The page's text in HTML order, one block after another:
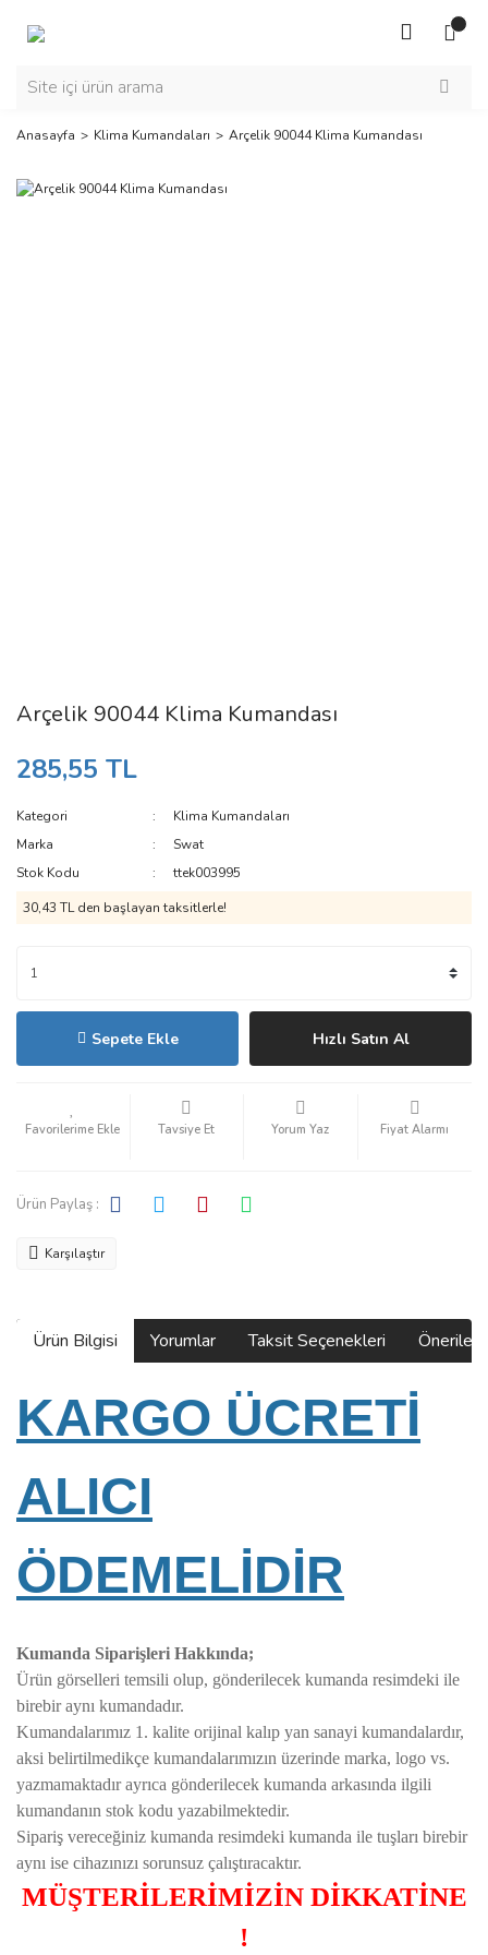
Anasayfa Klima Kumandaları Arçelik 90044 Klima Kumandası
Arçelik 90044 Klima Kumandası
285,55 TL
Kategori
Klima Kumandaları
Marka
Swat
Stok Kodu
ttek003995
30,43 TL den başlayan taksitlerle!
Sepete Ekle Hızlı Satın Al
Tavsiye Et Yorum Yaz Fiyat Alarmı
Ürün Paylaş :
Karşılaştır
Ürün Bilgisi Yorumlar Taksit Seçenekleri
KARGO ÜCRETİ
ALICI
ÖDEMELİDİR
Kumanda Siparişleri Hakkında;
Ürün görselleri temsili olup, gönderilecek kumanda resimdeki ile
birebir aynı kumandadır.
Kumandalarımız 1. kalite orijinal kalıp yan sanayi kumandalardır,
aksi belirtilmedikçe kumandalarımızın üzerinde marka, logo vs.
yazmamaktadır ayrıca gönderilecek kumanda arkasında ilgili
kumandanın stok kodu yazabilmektedir.
Sipariş vereceğiniz kumanda resimdeki kumanda ile tuşları birebir
aynı ise cihazınızı sorunsuz çalıştıracaktır.
MÜŞTERİLERİMİZİN DİKKATİNE
!